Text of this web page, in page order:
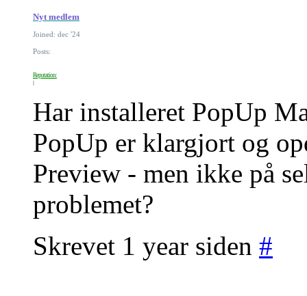
Nyt medlem
Joined: dec '24
Posts:
Reputation:
Har installeret PopUp
PopUp er klargjort og
Preview - men ikke på
problemet?
Skrevet 1 year siden #